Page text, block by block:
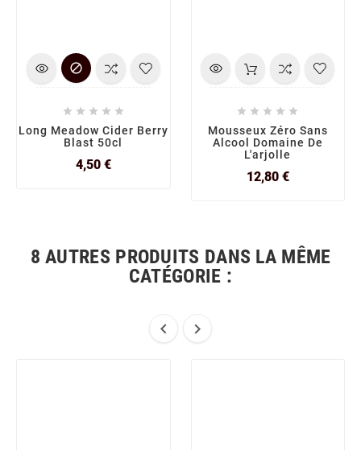

    
Long Meadow Cider Berry
Blast 50cl
4,50 €Prix
    
Mousseux Zéro Sans
Alcool Domaine De
L'arjolle
12,80 €Prix
8 AUTRES PRODUITS DANS LA MÊME
CATÉGORIE :
 